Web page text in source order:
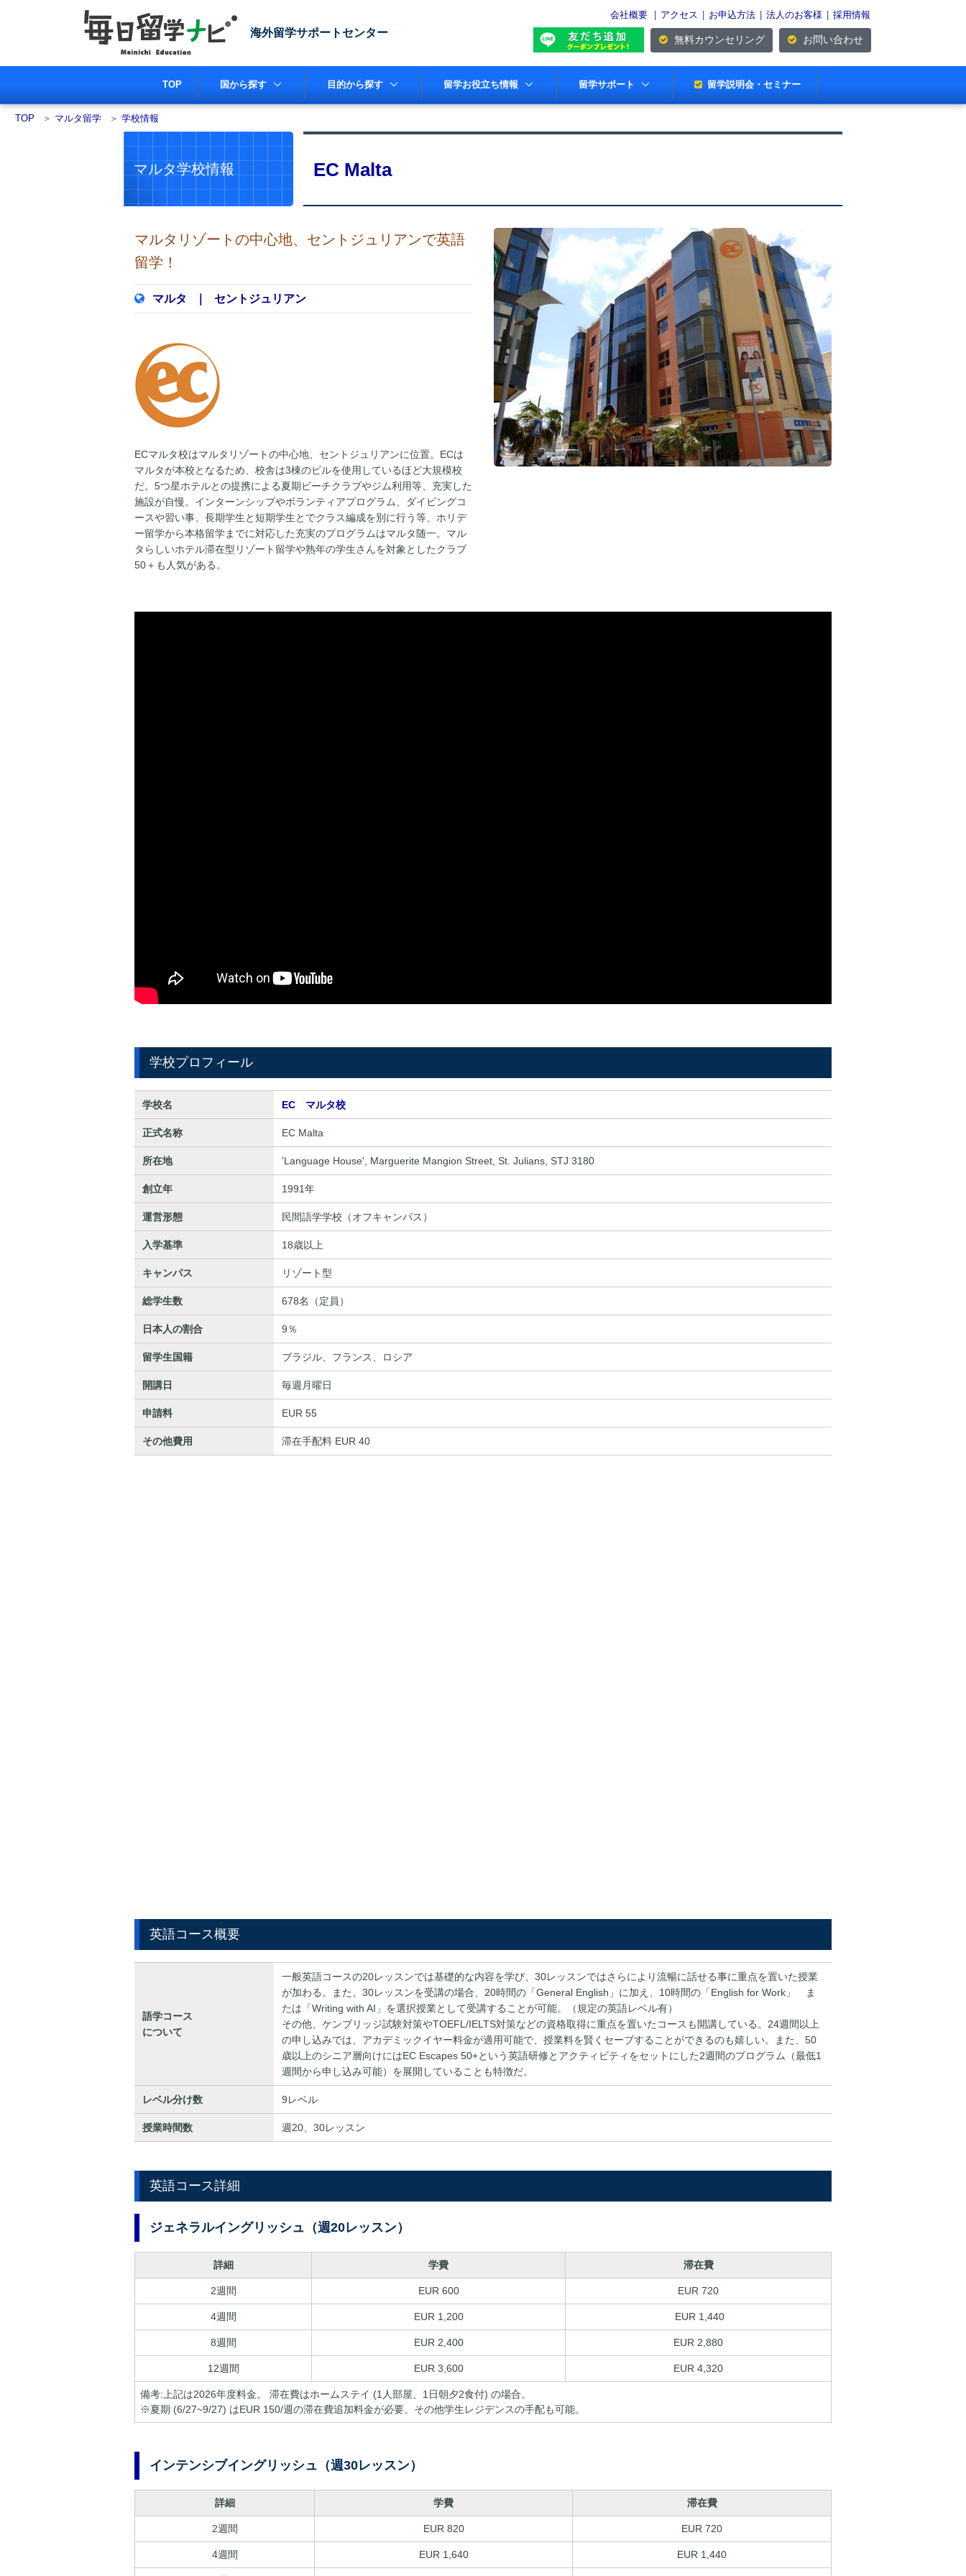
海外留学サポートセンター
会社概要 アクセス お申込方法 法人のお客様 採用情報
無料カウンセリング お問い合わせ
TOP 国から探す 目的から探す 留学お役立ち情報 留学サポート 留学説明会・セミナー
TOP ＞ マルタ留学 ＞ 学校情報
マルタ学校情報 EC Malta
マルタリゾートの中心地、セントジュリアンで英語
留学！
マルタ セントジュリアン
ECマルタ校はマルタリゾートの中心地、セントジュリアンに位置。ECは
マルタが本校となるため、校舎は3棟のビルを使用しているほど大規模校
だ。5つ星ホテルとの提携による夏期ビーチクラブやジム利用等、充実した
施設が自慢。インターンシップやボランティアプログラム、ダイビングコ
ースや習い事、長期学生と短期学生とでクラス編成を別に行う等、ホリデ
ー留学から本格留学までに対応した充実のプログラムはマルタ随一。マル
タらしいホテル滞在型リゾート留学や熟年の学生さんを対象としたクラブ
50＋も人気がある。
学校プロフィール
学校名 EC マルタ校
正式名称 EC Malta
所在地 'Language House', Marguerite Mangion Street, St. Julians, STJ 3180
創立年 1991年
運営形態 民間語学学校（オフキャンパス）
入学基準 18歳以上
キャンパス リゾート型
総学生数 678名（定員）
日本人の割合 9％
留学生国籍 ブラジル、フランス、ロシア
開講日 毎週月曜日
申請料 EUR 55
その他費用 滞在手配料 EUR 40
英語コース概要
語学コース
について
一般英語コースの20レッスンでは基礎的な内容を学び、30レッスンではさらにより流暢に話せる事に重点を置いた授業
が加わる。また、30レッスンを受講の場合、20時間の「General English」に加え、10時間の「English for Work」 ま
たは「Writing with AI」を選択授業として受講することが可能。（規定の英語レベル有）
その他、ケンブリッジ試験対策やTOEFL/IELTS対策などの資格取得に重点を置いたコースも開講している。24週間以上
の申し込みでは、アカデミックイヤー料金が適用可能で、授業料を賢くセーブすることができるのも嬉しい。また、50
歳以上のシニア層向けにはEC Escapes 50+という英語研修とアクティビティをセットにした2週間のプログラム（最低1
週間から申し込み可能）を展開していることも特徴だ。
レベル分け数 9レベル
授業時間数 週20、30レッスン
英語コース詳細
ジェネラルイングリッシュ（週20レッスン）
詳細 学費 滞在費
2週間 EUR 600 EUR 720
4週間 EUR 1,200 EUR 1,440
8週間 EUR 2,400 EUR 2,880
12週間 EUR 3,600 EUR 4,320
備考:上記は2026年度料金。 滞在費はホームステイ (1人部屋、1日朝夕2食付) の場合。
※夏期 (6/27~9/27) はEUR 150/週の滞在費追加料金が必要。その他学生レジデンスの手配も可能。
インテンシブイングリッシュ（週30レッスン）
詳細 学費 滞在費
2週間 EUR 820 EUR 720
4週間 EUR 1,640 EUR 1,440